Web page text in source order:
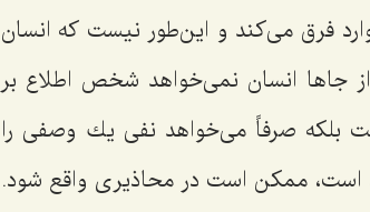
فرق می‌کند و این‌طور نیست كه انسان
جاها انسان نمی‌خواهد شخص اطلاع بر
بلكه صرفاً می‌خواهد نفى یك وصفى را
ممكن است در محاذیرى واقع شود.